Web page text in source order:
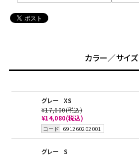
カラー／サイズ
グレー
XS
¥17,600(税込)
¥14,080(税込)
コード 691260202001
グレー
S